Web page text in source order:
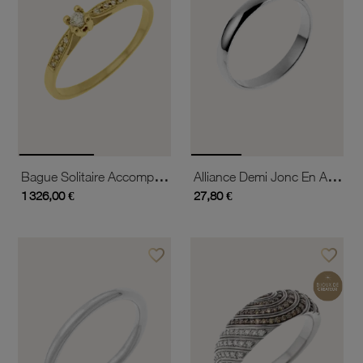
Bague Solitaire Accompagné En Or Jaune Diamants Serti 4 Griffes
1 326,00 €
Alliance Demi Jonc En Argent Rhodié, Largeur 3mm
27,80 €
favorite_borderAjouter à vos favoris favorite_borderAjouter